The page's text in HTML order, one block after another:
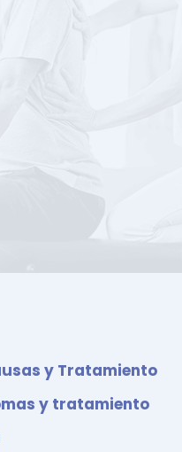
y Tratamiento
y tratamiento